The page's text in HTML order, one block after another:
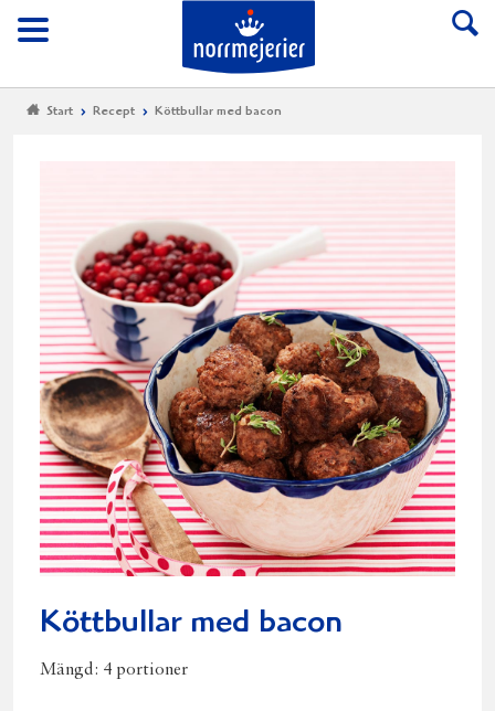
Meny
Till Norrmejerier
Start Recept Köttbullar med bacon
Köttbullar med bacon
Mängd: 4 portioner